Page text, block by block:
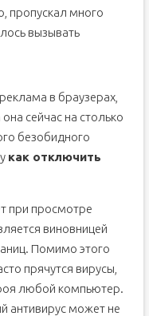
пропускал много
вызывать
в браузерах,
сейчас на столько
безобидного
как отключить
при просмотре
виновницей
Помимо этого
прячутся вирусы,
любой компьютер.
антивирус может не